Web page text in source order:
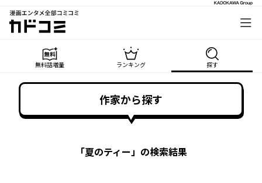
漫画エンタメ全部コミコミ
カドコミ
無料話増量 ランキング 探す
作家から探す
「夏のティー」の検索結果